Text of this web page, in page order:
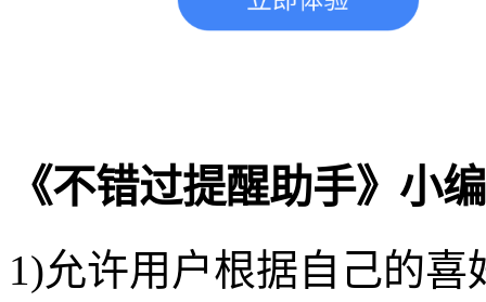
《不错过提醒助手》小
1)允许用户根据自己的喜